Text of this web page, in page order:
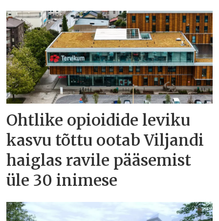
Ohtlike opioidide leviku
kasvu tõttu ootab Viljandi
haiglas ravile pääsemist
üle 30 inimese